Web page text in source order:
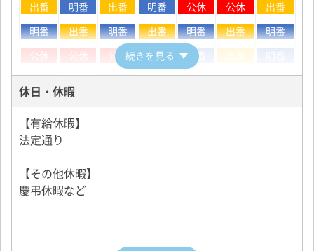
す。
【経験者は素早く10日間で路上へ】
・必要最低限の研修を終えた後、すぐに路上に出て営
業していただきます。
・経験者の研修期間は約10日間。
・研修期間中も10,000円の日当と交通費が支給されま
す。
□日本交通の手厚いサポート□
【第二種免許教習】
出番 明番 出番 明番 公休 公休
出番
明番
出番 明番 出番 明番 出番
明番
公休
公休 公休 出番 明番 出番
公休
出番 明番
続きを見る
休日・休暇
【有給休暇】
法定通り
【その他休暇】
慶弔休暇など